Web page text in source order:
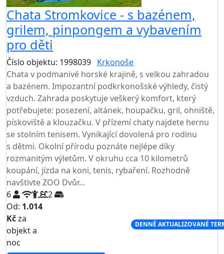
Chata Stromkovice - s bazénem,
grilem, pinpongem a vybavením
pro děti
Číslo objektu: 1998039 Krkonoše
Chata v podmanivé horské krajině, s velkou zahradou
a bazénem. Impozantní podkrkonošské výhledy, čistý
vzduch. Zahrada poskytuje veškerý komfort, který
potřebujete: posezení, altánek, houpačku, gril, ohniště,
pískoviště a klouzačku. V přízemí chaty najdete hernu
se stolním tenisem. Vynikající dovolená pro rodinu
s dětmi. Okolní přírodu poznáte nejlépe díky
rozmanitým výletům. V okruhu cca 10 kilometrů
koupání, jízda na koni, tenis, rybaření. Rozhodně
navštivte ZOO Dvůr...
6
2
Od: 1.014
Kčza
objekt a
noc
DENNĚ AKTUALIZOVANÉ